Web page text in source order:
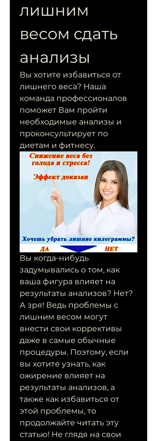
лишним
весом сдать
анализы
Вы хотите избавиться от
лишнего веса? Наша
команда профессионалов
поможет Вам пройти
необходимые анализы и
проконсультирует по
диетам и фитнесу.
Вы когда-нибудь
задумывались о том, как
ваша фигура влияет на
результаты анализов? Нет?
А зря! Ведь проблемы с
лишним весом могут
внести свои коррективы
даже в самые обычные
процедуры. Поэтому, если
вы хотите узнать, как
ожирение влияет на
результаты анализов, а
также как избавиться от
этой проблемы, то
продолжайте читать эту
статью! Не глядя на свои